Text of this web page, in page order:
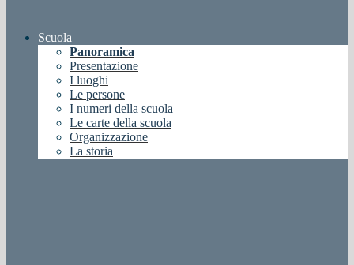
Scuola
Panoramica
Presentazione
I luoghi
Le persone
I numeri della scuola
Le carte della scuola
Organizzazione
La storia